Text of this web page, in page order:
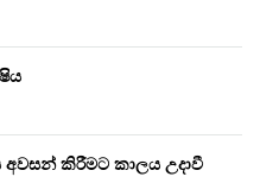
අවසන් කිරීමට කාලය උදාවී